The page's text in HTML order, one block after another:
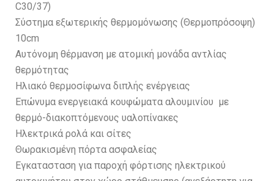
C30/37)
Σύστημα εξωτερικής θερμομόνωσης (Θερμοπρόσοψη)
10cm
Αυτόνομη θέρμανση με ατομική μονάδα αντλίας
θερμότητας
Ηλιακό θερμοσίφωνα διπλής ενέργειας
Επώνυμα ενεργειακά κουφώματα αλουμινίου με
θερμό-διακοπτόμενους υαλοπίνακες
Ηλεκτρικά ρολά και σίτες
Θωρακισμένη πόρτα ασφαλείας
Εγκατασταση για παροχή φόρτισης ηλεκτρικού